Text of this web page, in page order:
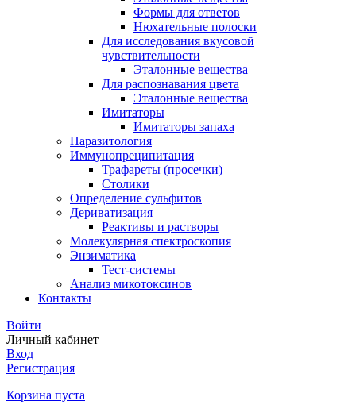
Формы для ответов
Нюхательные полоски
Для исследования вкусовой
чувствительности
Эталонные вещества
Для распознавания цвета
Эталонные вещества
Имитаторы
Имитаторы запаха
Паразитология
Иммунопреципитация
Трафареты (просечки)
Столики
Определение сульфитов
Дериватизация
Реактивы и растворы
Молекулярная спектроскопия
Энзиматика
Тест-системы
Анализ микотоксинов
Контакты
Войти
Личный кабинет
Вход
Регистрация
Корзина пуста